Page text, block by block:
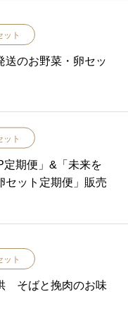
ット
送のお野菜・卵セッ
ット
定期便」&「未来を
セット定期便」販売
ット
そばと挽肉のお味